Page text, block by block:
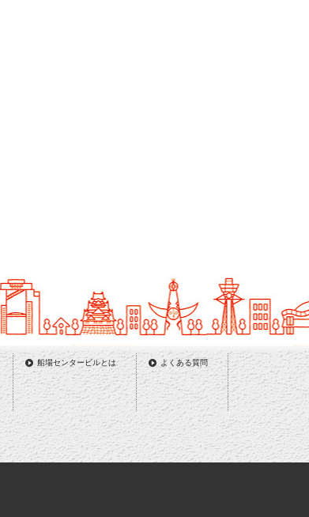
船場センタービルとは よくある質問